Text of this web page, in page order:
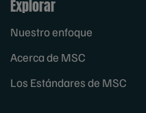
Explorar
Nuestro enfoque
Acerca de MSC
Los Estándares de MSC